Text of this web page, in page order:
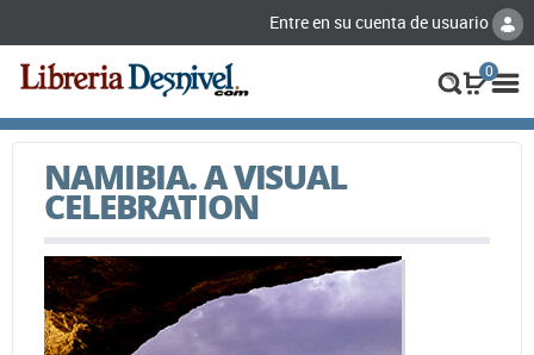
Entre en su cuenta de usuario
0
NAMIBIA. A VISUAL
CELEBRATION